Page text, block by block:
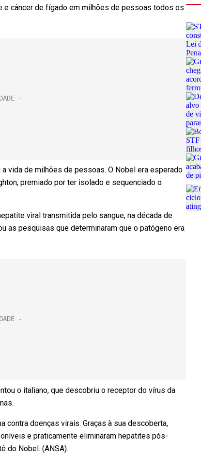
e câncer de fígado em milhões de pessoas todos os
a vida de milhões de pessoas. O Nobel era esperado
premiado por ter isolado e sequenciado o
viral transmitida pelo sangue, na década de
as pesquisas que determinaram que o patógeno era
o italiano, que descobriu o receptor do vírus da
contra doenças virais. Graças à sua descoberta,
e praticamente eliminaram hepatites pós-
do Nobel. (ANSA).